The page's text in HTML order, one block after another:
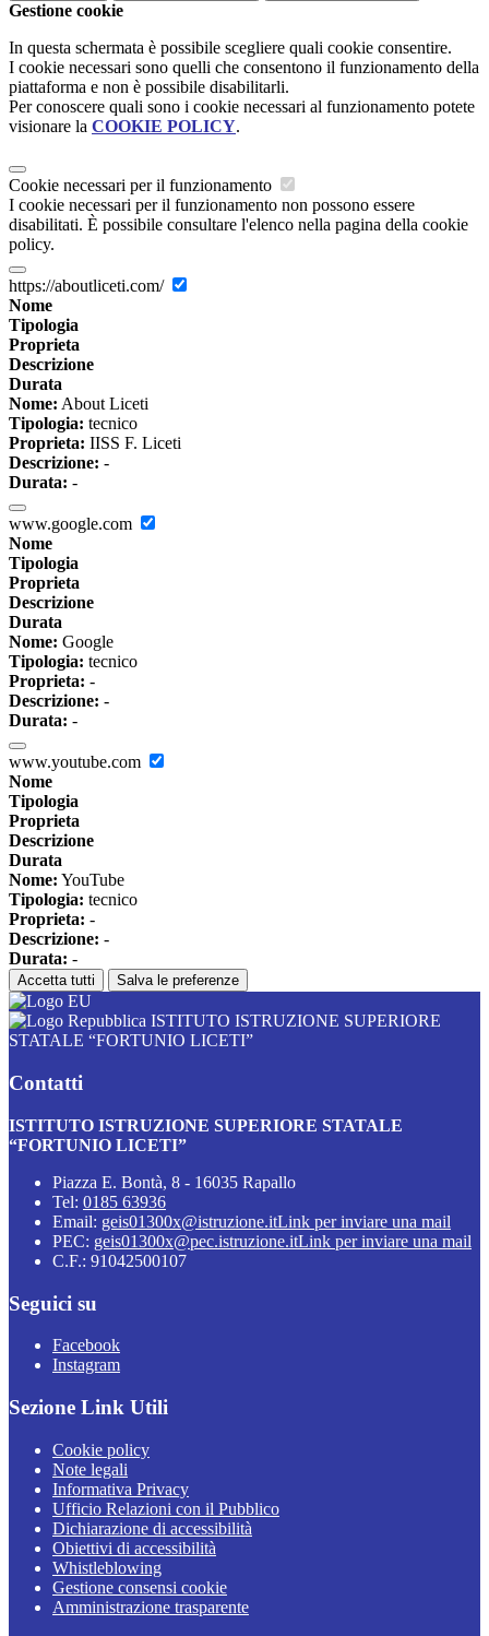
Gestione cookie
In questa schermata è possibile scegliere quali cookie consentire.
I cookie necessari sono quelli che consentono il funzionamento della
piattaforma e non è possibile disabilitarli.
Per conoscere quali sono i cookie necessari al funzionamento potete
visionare la COOKIE POLICY.
Cookie necessari per il funzionamento
I cookie necessari per il funzionamento non possono essere
disabilitati. È possibile consultare l'elenco nella pagina della cookie
policy.
https://aboutliceti.com/
Nome
Tipologia
Proprieta
Descrizione
Durata
Nome: About Liceti
Tipologia: tecnico
Proprieta: IISS F. Liceti
Descrizione: -
Durata: -
www.google.com
Nome
Tipologia
Proprieta
Descrizione
Durata
Nome: Google
Tipologia: tecnico
Proprieta: -
Descrizione: -
Durata: -
www.youtube.com
Nome
Tipologia
Proprieta
Descrizione
Durata
Nome: YouTube
Tipologia: tecnico
Proprieta: -
Descrizione: -
Durata: -
Accetta tutti Salva le preferenze
ISTITUTO ISTRUZIONE SUPERIORE
STATALE “FORTUNIO LICETI”
Contatti
ISTITUTO ISTRUZIONE SUPERIORE STATALE
“FORTUNIO LICETI”
Piazza E. Bontà, 8 - 16035 Rapallo
Tel: 0185 63936
Email: geis01300x@istruzione.itLink per inviare una mail
PEC: geis01300x@pec.istruzione.itLink per inviare una mail
C.F.: 91042500107
Seguici su
Facebook
Instagram
Sezione Link Utili
Cookie policy
Note legali
Informativa Privacy
Ufficio Relazioni con il Pubblico
Dichiarazione di accessibilità
Obiettivi di accessibilità
Whistleblowing
Gestione consensi cookie
Amministrazione trasparente